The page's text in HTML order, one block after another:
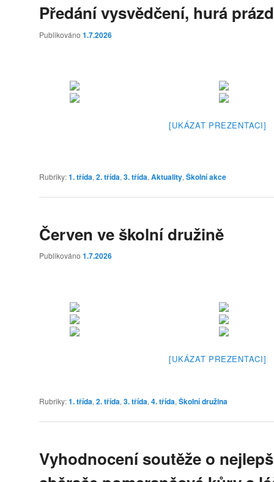
Předání vysvědčení, hurá
Publikováno 1.7.2026
[UKÁZAT PREZENTACI]
Rubriky:1. třída, 2. třída, 3. třída, Aktuality, Školní akce
Červen ve školní družině
Publikováno 1.7.2026
[UKÁZAT PREZENTACI]
Rubriky:1. třída, 2. třída, 3. třída, 4. třída, Školní družina
Vyhodnocení soutěže o